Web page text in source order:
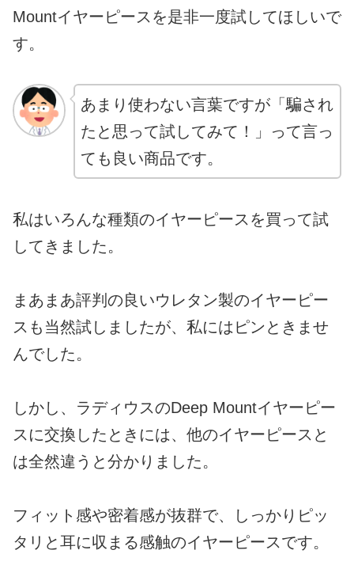
Mountイヤーピースを是非一度試してほしいで
す。
あまり使わない言葉ですが「騙され
たと思って試してみて！」って言っ
ても良い商品です。
私はいろんな種類のイヤーピースを買って試
してきました。
まあまあ評判の良いウレタン製のイヤーピー
スも当然試しましたが、私にはピンときませ
んでした。
しかし、ラディウスのDeep Mountイヤーピー
スに交換したときには、他のイヤーピースと
は全然違うと分かりました。
フィット感や密着感が抜群で、しっかりピッ
タリと耳に収まる感触のイヤーピースです。